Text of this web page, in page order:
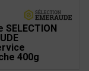
SELECTION
400g